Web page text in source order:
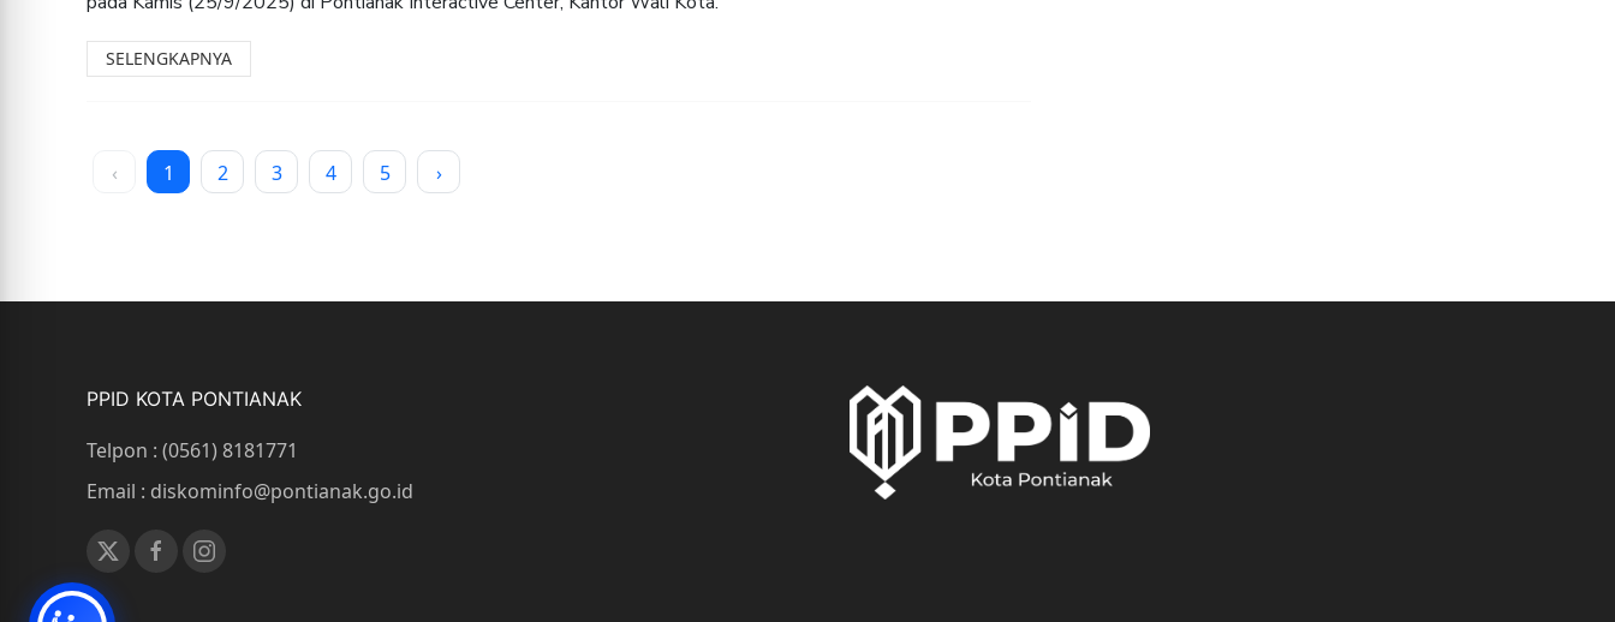
SELENGKAPNYA
‹ 1 2 3 4 5 ›
PPID KOTA PONTIANAK
Telpon : (0561) 8181771
Email : diskominfo@pontianak.go.id